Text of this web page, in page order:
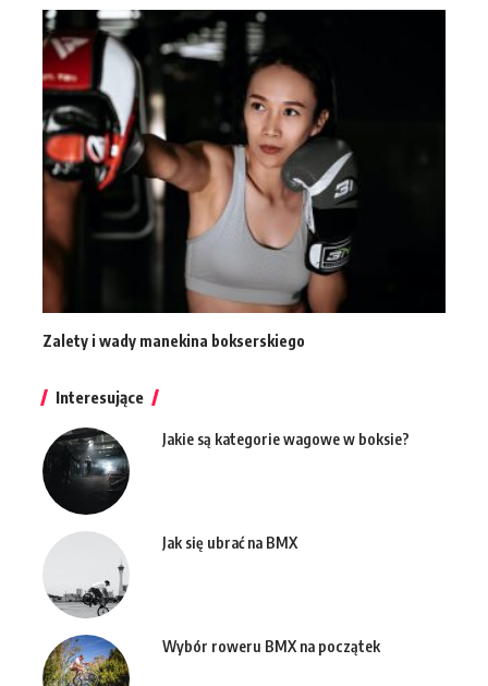
Zalety i wady manekina bokserskiego
Interesujące
Jakie są kategorie wagowe w boksie?
Jak się ubrać na BMX
Wybór roweru BMX na początek